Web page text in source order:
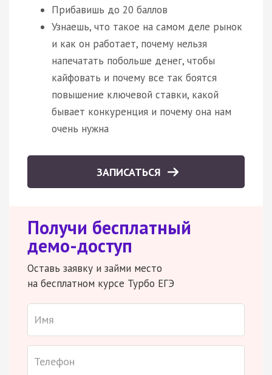
Прибавишь до 20 баллов
Узнаешь, что такое на самом деле рынок
и как он работает, почему нельзя
напечатать побольше денег, чтобы
кайфовать и почему все так боятся
повышение ключевой ставки, какой
бывает конкуренция и почему она нам
очень нужна
ЗАПИСАТЬСЯ
Получи бесплатный
демо-доступ
Оставь заявку и займи место
на бесплатном курсе Турбо ЕГЭ